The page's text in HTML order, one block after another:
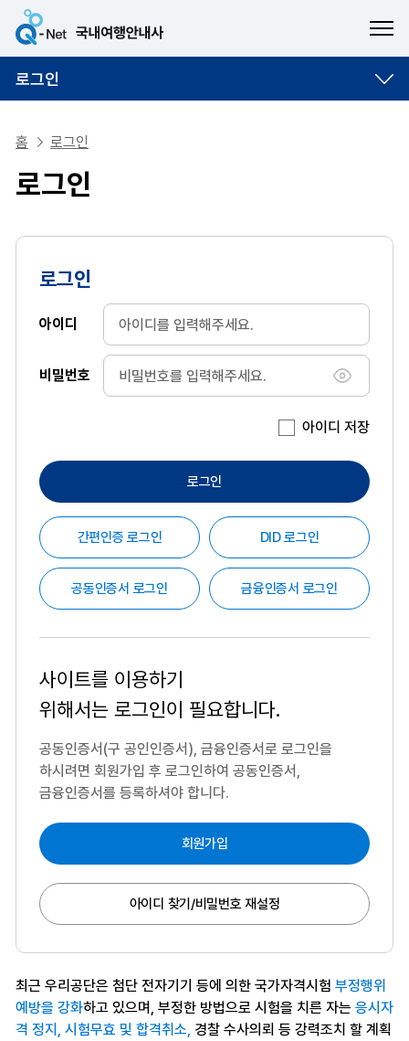
로그인
홈 로그인
로그인
로그인
아이디
비밀번호
비밀번호
아이디 저장
로그인
간편인증 로그인 DID 로그인
공동인증서 로그인 금융인증서 로그인
사이트를 이용하기
위해서는 로그인이 필요합니다.
공동인증서(구 공인인증서), 금융인증서로 로그인을
하시려면 회원가입 후 로그인하여 공동인증서,
금융인증서를 등록하셔야 합니다.
회원가입
아이디 찾기/비밀번호 재설정
최근 우리공단은 첨단 전자기기 등에 의한 국가자격시험 부정행위
예방을 강화하고 있으며, 부정한 방법으로 시험을 치른 자는 응시자
격 정지, 시험무효 및 합격취소, 경찰 수사의뢰 등 강력조치 할 계획